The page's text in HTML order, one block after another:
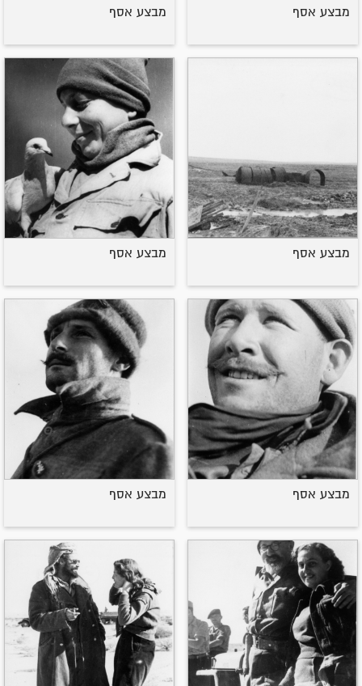
מבצע אסף מבצע אסף
מבצע אסף מבצע אסף
מבצע אסף מבצע אסף